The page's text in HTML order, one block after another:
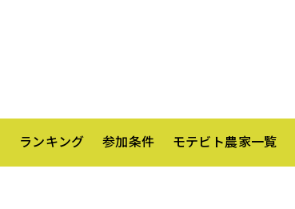
ランキング 参加条件 モテビト農家一覧